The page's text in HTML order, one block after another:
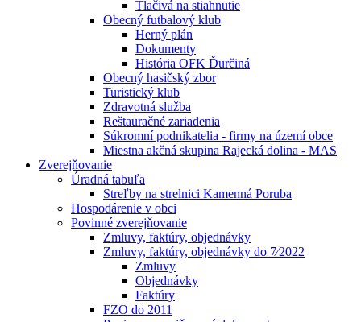
Tlačivá na stiahnutie
Obecný futbalový klub
Herný plán
Dokumenty
História OFK Ďurčiná
Obecný hasičský zbor
Turistický klub
Zdravotná služba
Reštauračné zariadenia
Súkromní podnikatelia - firmy na území obce
Miestna akčná skupina Rajecká dolina - MAS
Zverejňovanie
Úradná tabuľa
Streľby na strelnici Kamenná Poruba
Hospodárenie v obci
Povinné zverejňovanie
Zmluvy, faktúry, objednávky
Zmluvy, faktúry, objednávky do 7⁄2022
Zmluvy
Objednávky
Faktúry
FZO do 2011